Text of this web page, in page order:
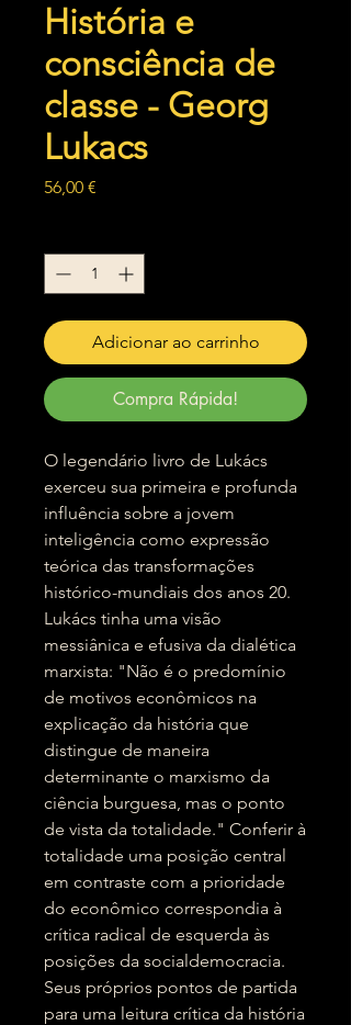
História e
consciência de
classe - Georg
Lukacs
56,00 €
Adicionar ao carrinho
Compra Rápida!
O legendário livro de Lukács
exerceu sua primeira e profunda
influência sobre a jovem
inteligência como expressão
teórica das transformações
histórico-mundiais dos anos 20.
Lukács tinha uma visão
messiânica e efusiva da dialética
marxista: "Não é o predomínio
de motivos econômicos na
explicação da história que
distingue de maneira
determinante o marxismo da
ciência burguesa, mas o ponto
de vista da totalidade." Conferir à
totalidade uma posição central
em contraste com a prioridade
do econômico correspondia à
crítica radical de esquerda às
posições da socialdemocracia.
Seus próprios pontos de partida
para uma leitura crítica da história